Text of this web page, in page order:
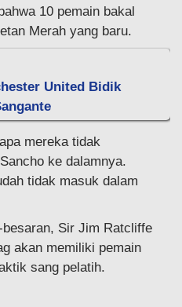
10 pemain bakal
Merah yang baru.
United Bidik
mereka tidak
ke dalamnya.
tidak masuk dalam
Sir Jim Ratcliffe
akan memiliki pemain
sang pelatih.